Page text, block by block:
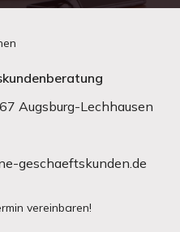
Augsburg-Lechhausen
geschaeftskunden.de
vereinbaren!